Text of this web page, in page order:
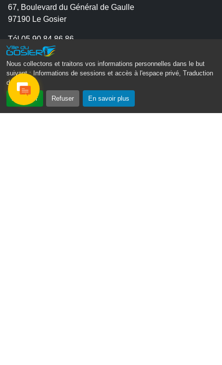
Nous collectons et traitons vos informations personnelles dans le but
suivant :
Informations de sessions et accès à l'espace privé, Traduction
des pages .
Accepter Refuser En savoir plus
67, Boulevard du Général de Gaulle
97190 Le Gosier
Tél. 05 90 84 86 86
Envoyer un email
Contacter la P.R.A.D.A
Contactez le délégué à la protection des données
personnelles - D.P.O